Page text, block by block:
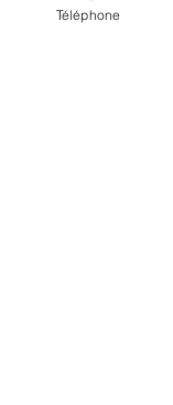
Téléphone